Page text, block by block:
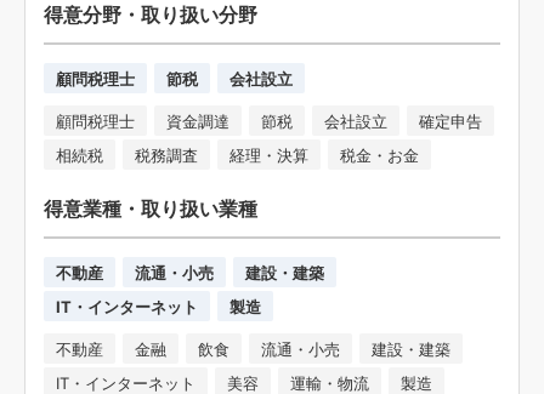
得意分野・取り扱い分野
顧問税理士 節税 会社設立
顧問税理士 資金調達 節税 会社設立
確定申告
相続税
税務調査 経理・決算 税金・お金
得意業種・取り扱い業種
不動産 流通・小売
建設・建築
IT・インターネット
製造
不動産 金融 飲食 流通・小売
建設・建築
IT・インターネット
美容 運輸・物流
製造